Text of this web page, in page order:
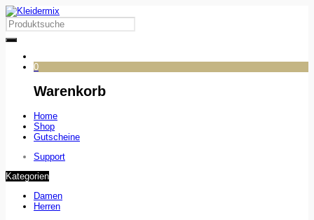
0
Warenkorb
Home
Shop
Gutscheine
Support
Kategorien
Damen
Herren